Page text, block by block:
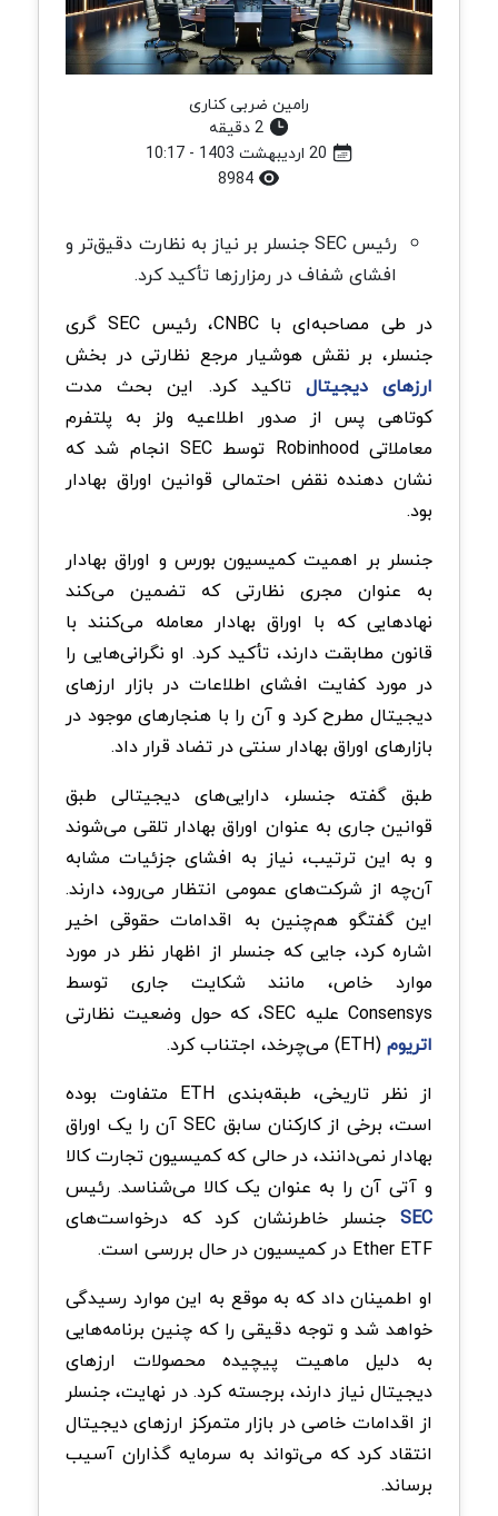
رامین ضربی کناری
2 دقیقه
رئیس SEC جنسلر بر نیاز به نظارت دقیق‌تر و
افشای شفاف در رمزارزها تأکید کرد.
در طی مصاحبه‌ای با CNBC، رئیس SEC گری
جنسلر، بر نقش هوشیار مرجع نظارتی در بخش
ارزهای دیجیتال تاکید کرد. این بحث مدت
کوتاهی پس از صدور اطلاعیه ولز به پلتفرم
معاملاتی Robinhood توسط SEC انجام شد که
نشان دهنده نقض احتمالی قوانین اوراق بهادار
بود.
جنسلر بر اهمیت کمیسیون بورس و اوراق بهادار
به‌ عنوان مجری نظارتی که تضمین می‌کند
نهادهایی که با اوراق بهادار معامله می‌کنند با
قانون مطابقت دارند، تأکید کرد. او نگرانی‌هایی را
در مورد کفایت افشای اطلاعات در بازار ارزهای
دیجیتال مطرح کرد و آن را با هنجارهای موجود در
بازارهای اوراق بهادار سنتی در تضاد قرار داد.
طبق گفته جنسلر، دارایی‌های دیجیتالی طبق
قوانین جاری به عنوان اوراق بهادار تلقی می‌شوند
و به این ترتیب، نیاز به افشای جزئیات مشابه
آن‌چه از شرکت‌های عمومی انتظار می‌رود، دارند.
این گفتگو هم‌چنین به اقدامات حقوقی اخیر
اشاره کرد، جایی که جنسلر از اظهار نظر در مورد
موارد خاص، مانند شکایت جاری توسط
Consensys علیه SEC، که حول وضعیت نظارتی
اتریوم(ETH) می‌چرخد، اجتناب کرد.
از نظر تاریخی، طبقه‌بندی ETH متفاوت بوده
است، برخی از کارکنان سابق SEC آن را یک اوراق
بهادار نمی‌دانند، در حالی که کمیسیون تجارت کالا
و آتی آن را به عنوان یک کالا می‌شناسد. رئیس
SEC جنسلر خاطرنشان کرد که درخواست‌های
Ether ETF در کمیسیون در حال بررسی است.
او اطمینان داد که به موقع به این موارد رسیدگی
خواهد شد و توجه دقیقی را که چنین برنامه‌هایی
به دلیل ماهیت پیچیده محصولات ارزهای
دیجیتال نیاز دارند، برجسته کرد. در نهایت، جنسلر
از اقدامات خاصی در بازار متمرکز ارزهای دیجیتال
انتقاد کرد که می‌تواند به سرمایه گذاران آسیب
برساند.